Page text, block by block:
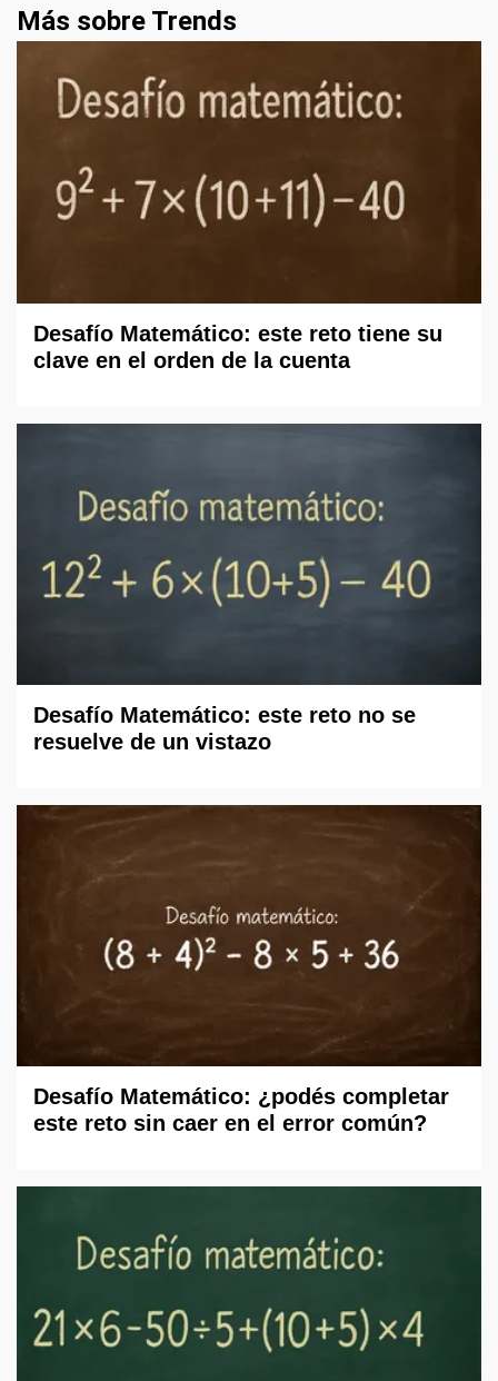
Más sobre Trends
Desafío Matemático: este reto tiene su
clave en el orden de la cuenta
Desafío Matemático: este reto no se
resuelve de un vistazo
Desafío Matemático: ¿podés completar
este reto sin caer en el error común?